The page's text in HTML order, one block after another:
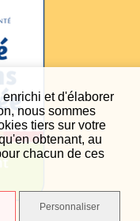
et d'élaborer
nous sommes
tiers sur votre
obtenant, au
chacun de ces
Personnaliser